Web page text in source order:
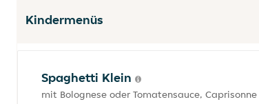
Kindermenüs
Spaghetti Klein
mit Bolognese oder Tomatensauce, Caprisonne